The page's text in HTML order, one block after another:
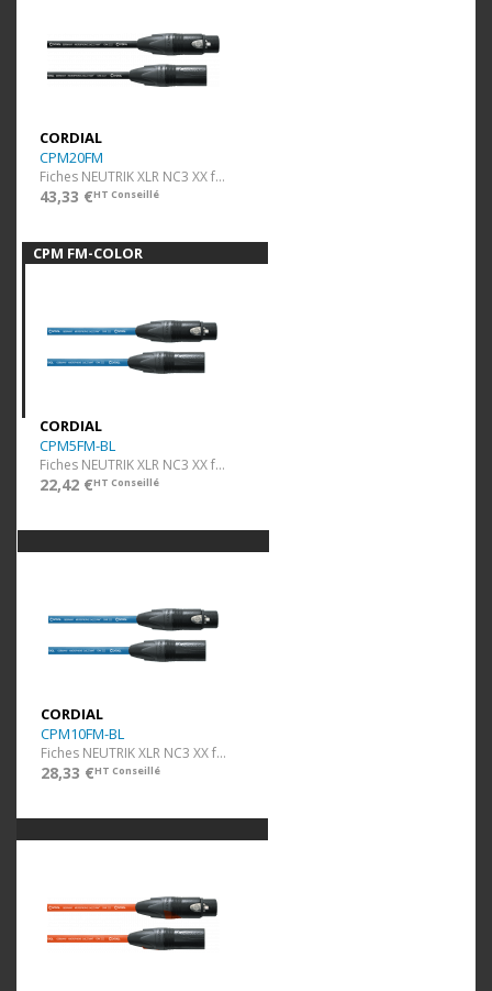
CORDIAL
CPM20FM
Fiches NEUTRIK XLR NC3 XX f/m - 20 m
43,33 €HT Conseillé
CPM FM-COLOR
CORDIAL
CPM5FM-BL
Fiches NEUTRIK XLR NC3 XX f/m - 5 m bleu
22,42 €HT Conseillé
CORDIAL
CPM10FM-BL
Fiches NEUTRIK XLR NC3 XX f/m - 10 m bleu
28,33 €HT Conseillé